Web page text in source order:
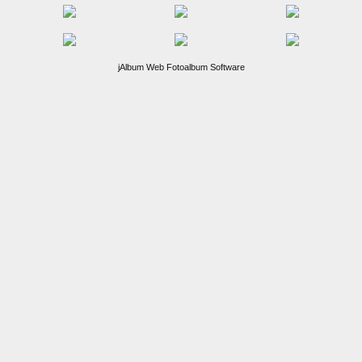
jAlbum Web Fotoalbum Software